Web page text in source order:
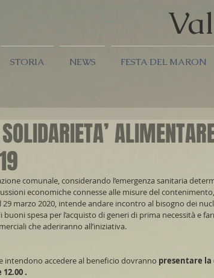
STORIA NEWS FESTA DEL MARON
comunale, considerando l’emergenza sanitaria
economiche connesse alle misure del
29 marzo 2020, intende andare incontro al bisogno dei
buoni spesa per l’acquisto di generi di prima necessità e
che aderiranno all’iniziativa.
intendono accedere al beneficio dovranno presentare la
.